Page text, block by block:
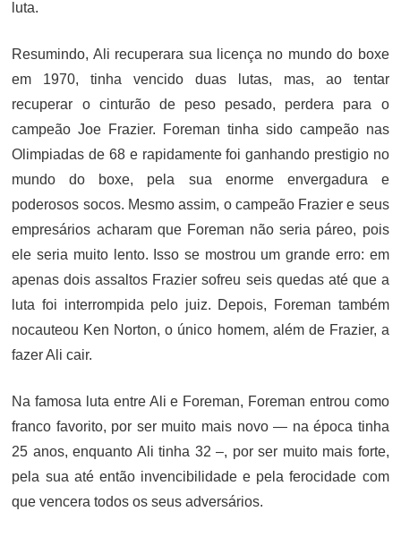
luta.
Resumindo, Ali recuperara sua licença no mundo do boxe
em 1970, tinha vencido duas lutas, mas, ao tentar
recuperar o cinturão de peso pesado, perdera para o
campeão Joe Frazier. Foreman tinha sido campeão nas
Olimpiadas de 68 e rapidamente foi ganhando prestigio no
mundo do boxe, pela sua enorme envergadura e
poderosos socos. Mesmo assim, o campeão Frazier e seus
empresários acharam que Foreman não seria páreo, pois
ele seria muito lento. Isso se mostrou um grande erro: em
apenas dois assaltos Frazier sofreu seis quedas até que a
luta foi interrompida pelo juiz. Depois, Foreman também
nocauteou Ken Norton, o único homem, além de Frazier, a
fazer Ali cair.
Na famosa luta entre Ali e Foreman, Foreman entrou como
franco favorito, por ser muito mais novo — na época tinha
25 anos, enquanto Ali tinha 32 –, por ser muito mais forte,
pela sua até então invencibilidade e pela ferocidade com
que vencera todos os seus adversários.